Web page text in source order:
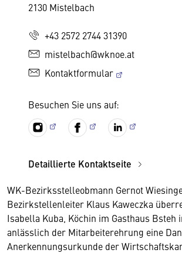
2130 Mistelbach
+43 2572 2744 31390
mistelbach@wknoe.at
Kontaktformular
Besuchen Sie uns auf:
Detaillierte Kontaktseite
WK-Bezirksstelleobmann Gernot
Bezirkstellenleiter Klaus Kaweczka
Isabella Kuba, Köchin im Gasthaus Bsteh
anlässlich der Mitarbeiterehrung eine
Anerkennungsurkunde der